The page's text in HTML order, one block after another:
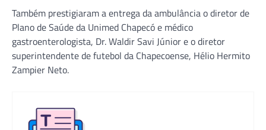
Também prestigiaram a entrega da ambulância o diretor de
Plano de Saúde da Unimed Chapecó e médico
gastroenterologista, Dr. Waldir Savi Júnior e o diretor
superintendente de futebol da Chapecoense, Hélio Hermito
Zampier Neto.